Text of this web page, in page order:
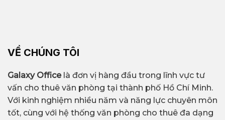
VỀ CHÚNG TÔI
Galaxy Officelà đơn vị hàng đầu trong lĩnh vực tư
vấn cho thuê văn phòng tại thành phố Hồ Chí Minh.
Với kinh nghiệm nhiều năm và năng lực chuyên môn
tốt, cùng với hệ thống văn phòng cho thuê đa dạng